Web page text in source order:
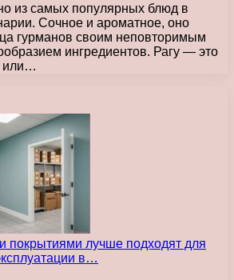
из самых популярных блюд в
Сочное и ароматное, оно
гурманов своим неповторимым
ингредиентов. Рагу — это
или…
покрытиями лучше подходят для
в…